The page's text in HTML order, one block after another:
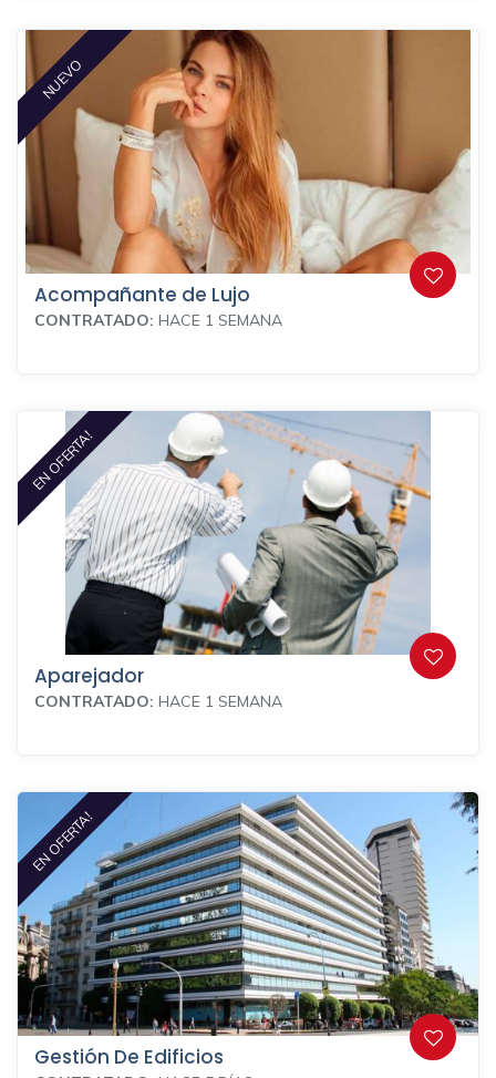
NUEVO
Acompañante de Lujo
CONTRATADO: HACE 1 SEMANA
EN OFERTA!
Aparejador
CONTRATADO: HACE 1 SEMANA
EN OFERTA!
Gestión De Edificios